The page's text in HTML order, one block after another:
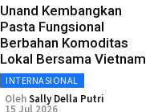
Unand Kembangkan
Pasta Fungsional
Berbahan Komoditas
Lokal Bersama Vietnam
INTERNASIONAL
OlehSally Della Putri
15 Jul 2026